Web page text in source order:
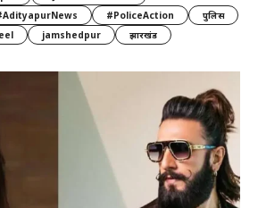
#PoliceAction
पुलिस
jamshedpur झारखंड